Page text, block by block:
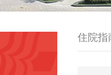
住院指